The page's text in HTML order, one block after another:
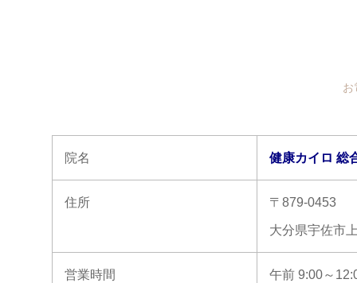
お
院名 健康カイロ 総
住所 〒879-0453
大分県宇佐市
営業時間 午前 9:00～